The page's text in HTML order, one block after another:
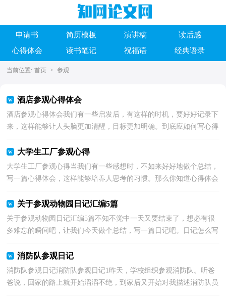
申请书 简历模板 演讲稿
读后感
心得体会
读书笔记 祝福语 经典语录
当前位置: 首页 > 参观
酒店参观心得体会
酒店参观心得体会我们有一些启发后，有这样的时机，要好好记录下
来，这样能够让人头脑更加清醒，目标更加明确。到底应如何写心得
大学生工厂参观心得
大学生工厂参观心得当我们有一些感想时，不如来好好地做个总结，
写一篇心得体会，这样能够培养人思考的习惯。那么你知道心得体会
关于参观动物园日记汇编5篇
关于参观动物园日记汇编5篇不知不觉中一天又要结束了，想必有很
多难忘的瞬间吧，让我们今天做个总结，写一篇日记吧。日记怎么写
消防队参观日记
消防队参观日记消防队参观日记1昨天，学校组织参观消防队。听爸
爸说，回家的路上就开始滔滔不绝，到家后又开始对我描述消防队员